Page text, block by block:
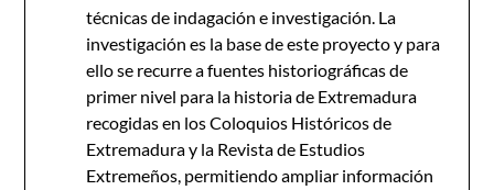
técnicas de indagación e investigación. La
investigación es la base de este proyecto y para
ello se recurre a fuentes historiográficas de
primer nivel para la historia de Extremadura
recogidas en los Coloquios Históricos de
Extremadura y la Revista de Estudios
Extremeños, permitiendo ampliar información